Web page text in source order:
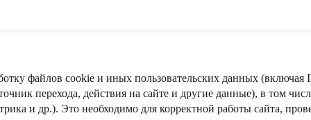
ссылки наwww.DrVedov.ruи при согласовании с
файлов cookie и иных пользовательских данных (включая
перехода, действия на сайте и другие данные), в том
и др.). Это необходимо для корректной работы сайта,